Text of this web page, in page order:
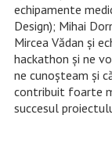
echipamente
Design); Mihai
Mircea Vădan şi
hackathon şi ne
ne cunoşteam şi
contribuit foarte
succesul